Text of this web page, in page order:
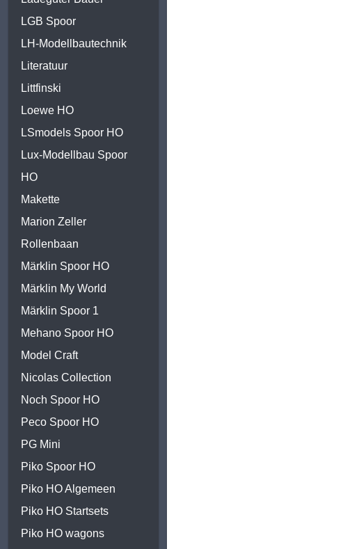
LGB Spoor
LH-Modellbautechnik
Literatuur
Littfinski
Loewe HO
LSmodels Spoor HO
Lux-Modellbau Spoor
HO
Makette
Marion Zeller
Rollenbaan
Märklin Spoor HO
Märklin My World
Märklin Spoor 1
Mehano Spoor HO
Model Craft
Nicolas Collection
Noch Spoor HO
Peco Spoor HO
PG Mini
Piko Spoor HO
Piko HO Algemeen
Piko HO Startsets
Piko HO wagons